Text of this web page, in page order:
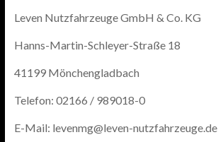
Leven Nutzfahrzeuge GmbH & Co. KG
Hanns-Martin-Schleyer-Straße 18
41199 Mönchengladbach
Telefon: 02166 / 989018-0
E-Mail: levenmg@leven-nutzfahrzeuge.de